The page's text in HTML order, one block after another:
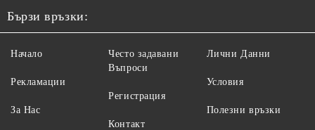
Бързи връзки:
Начало
Рекламации
За Нас
Често задавани
Въпроси
Регистрация
Контакт
Лични Данни
Условия
Полезни връзки